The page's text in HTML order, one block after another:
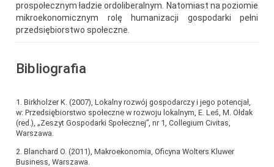
prospołecznym ładzie ordoliberalnym. Natomiast na poziomie
mikroekonomicznym rolę humanizacji gospodarki pełni
przedsiębiorstwo społeczne.
Bibliografia
1. Birkholzer K. (2007), Lokalny rozwój gospodarczy i jego potencjał,
w: Przedsiębiorstwo społeczne w rozwoju lokalnym, E. Leś, M. Ołdak
(red.), „Zeszyt Gospodarki Społecznej”, nr 1, Collegium Civitas,
Warszawa.
2. Blanchard O. (2011), Makroekonomia, Oficyna Wolters Kluwer
Business, Warszawa.